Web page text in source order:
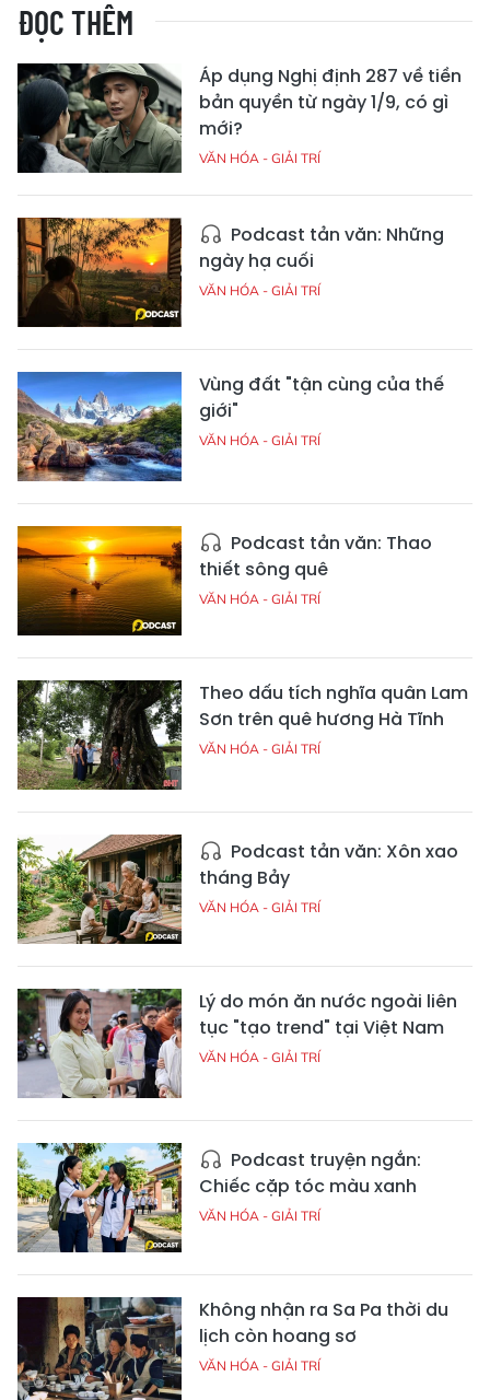
ĐỌC THÊM
Áp dụng Nghị định 287 về tiền
bản quyền từ ngày 1/9, có gì
mới?
VĂN HÓA - GIẢI TRÍ
Podcast tản văn: Những
ngày hạ cuối
VĂN HÓA - GIẢI TRÍ
Vùng đất "tận cùng của thế
giới"
VĂN HÓA - GIẢI TRÍ
Podcast tản văn: Thao
thiết sông quê
VĂN HÓA - GIẢI TRÍ
Theo dấu tích nghĩa quân Lam
Sơn trên quê hương Hà Tĩnh
VĂN HÓA - GIẢI TRÍ
Podcast tản văn: Xôn xao
tháng Bảy
VĂN HÓA - GIẢI TRÍ
Lý do món ăn nước ngoài liên
tục "tạo trend" tại Việt Nam
VĂN HÓA - GIẢI TRÍ
Podcast truyện ngắn:
Chiếc cặp tóc màu xanh
VĂN HÓA - GIẢI TRÍ
Không nhận ra Sa Pa thời du
lịch còn hoang sơ
VĂN HÓA - GIẢI TRÍ